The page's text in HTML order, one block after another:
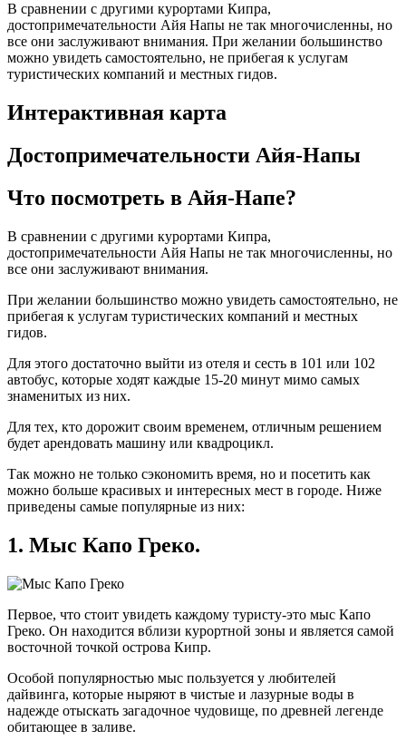
В сравнении с другими курортами Кипра,
достопримечательности Айя Напы не так многочисленны, но
все они заслуживают внимания. При желании большинство
можно увидеть самостоятельно, не прибегая к услугам
туристических компаний и местных гидов.
Интерактивная карта
Достопримечательности Айя-Напы
Что посмотреть в Айя-Напе?
В сравнении с другими курортами Кипра,
достопримечательности Айя Напы не так многочисленны, но
все они заслуживают внимания.
При желании большинство можно увидеть самостоятельно, не
прибегая к услугам туристических компаний и местных
гидов.
Для этого достаточно выйти из отеля и сесть в 101 или 102
автобус, которые ходят каждые 15-20 минут мимо самых
знаменитых из них.
Для тех, кто дорожит своим временем, отличным решением
будет арендовать машину или квадроцикл.
Так можно не только сэкономить время, но и посетить как
можно больше красивых и интересных мест в городе. Ниже
приведены самые популярные из них:
1. Мыс Капо Греко.
Первое, что стоит увидеть каждому туристу-это мыс Капо
Греко. Он находится вблизи курортной зоны и является самой
восточной точкой острова Кипр.
Особой популярностью мыс пользуется у любителей
дайвинга, которые ныряют в чистые и лазурные воды в
надежде отыскать загадочное чудовище, по древней легенде
обитающее в заливе.